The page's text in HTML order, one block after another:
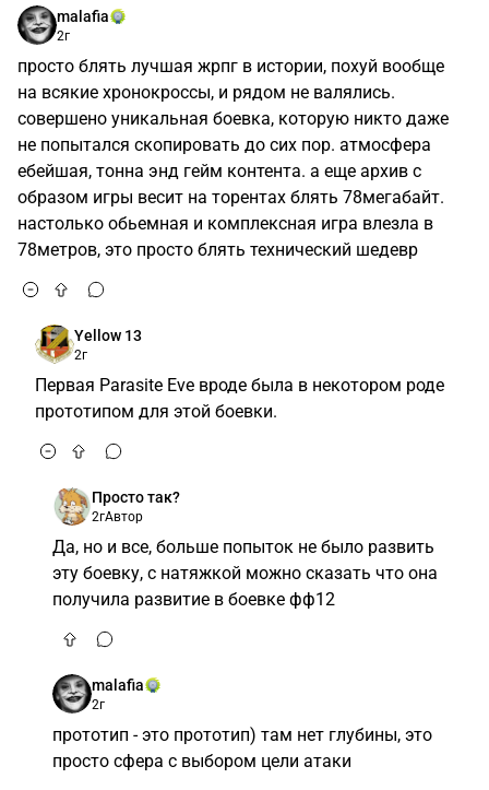
malafia
2г
просто блять лучшая жрпг в истории, похуй вообще
на всякие хронокроссы, и рядом не валялись.
совершено уникальная боевка, которую никто даже
не попытался скопировать до сих пор. атмосфера
ебейшая, тонна энд гейм контента. а еще архив с
образом игры весит на торентах блять 78мегабайт.
настолько обьемная и комплексная игра влезла в
78метров, это просто блять технический шедевр
Yellow 13
2г
Первая Parasite Eve вроде была в некотором роде
прототипом для этой боевки.
Просто так?
2гАвтор
Да, но и все, больше попыток не было развить
эту боевку, с натяжкой можно сказать что она
получила развитие в боевке фф12
malafia
2г
прототип - это прототип) там нет глубины, это
просто сфера с выбором цели атаки